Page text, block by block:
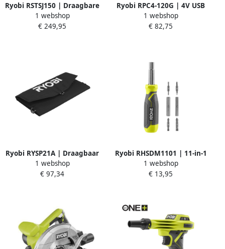
Ryobi RSTSJ150 | Draagbare
inklapbare werkbank
5133005891
1 webshop
€ 249,95
Ryobi RPC4-120G | 4V USB
accu graveermachine
5133005640
1 webshop
€ 82,75
Ryobi RYSP21A | Draagbaar
zonnepaneel 21W
5133005745
1 webshop
€ 97,34
Ryobi RHSDM1101 | 11-in-1
Schroevendraaierset
5132006049
1 webshop
€ 13,95